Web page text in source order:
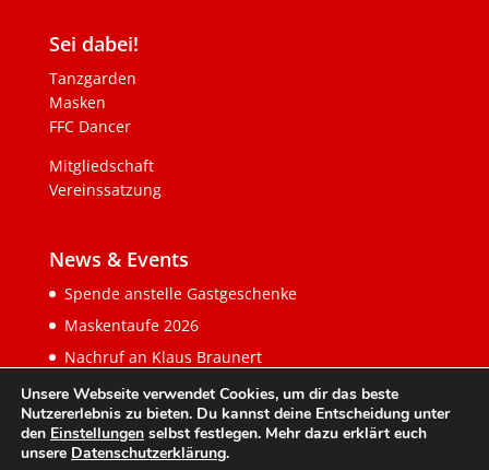
Sei dabei!
Tanzgarden
Masken
FFC Dancer
Mitgliedschaft
Vereinssatzung
News & Events
Spende anstelle Gastgeschenke
Maskentaufe 2026
Nachruf an Klaus Braunert
Unsere Webseite verwendet Cookies, um dir das beste
Nutzererlebnis zu bieten. Du kannst deine Entscheidung unter
den Einstellungen selbst festlegen. Mehr dazu erklärt euch
unsere Datenschutzerklärung.